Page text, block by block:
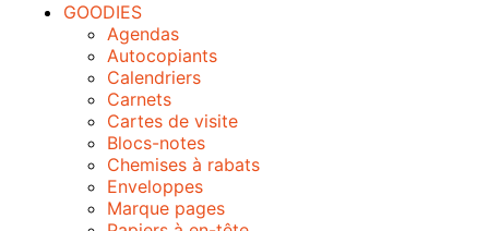
GOODIES
Agendas
Autocopiants
Calendriers
Carnets
Cartes de visite
Blocs-notes
Chemises à rabats
Enveloppes
Marque pages